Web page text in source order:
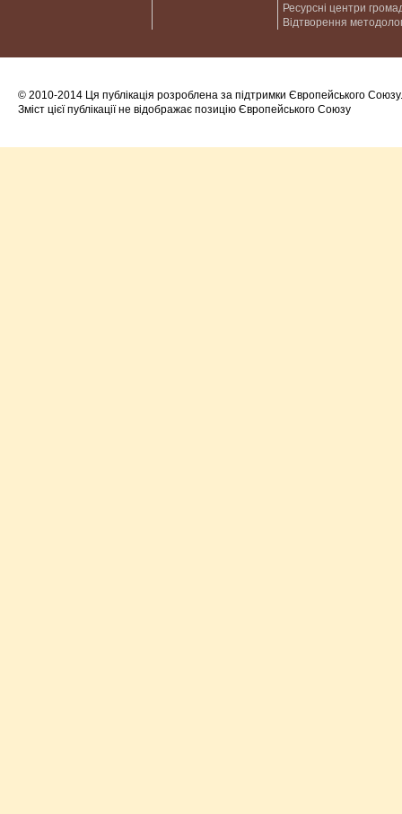
Ресурсні центри
Відтворення
© 2010-2014 Ця публікація розроблена за підтримки Європейського Союзу.
Зміст цієї публікації не відображає позицію Європейського Союзу